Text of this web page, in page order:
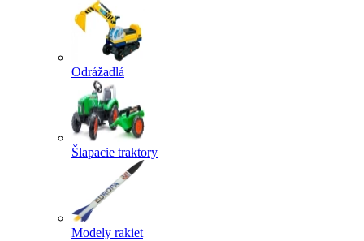
Odrážadlá
Šlapacie traktory
Modely rakiet